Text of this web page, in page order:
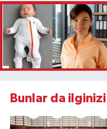
Bunlar da